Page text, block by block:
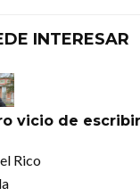
INTERESAR
vicio de
Rico